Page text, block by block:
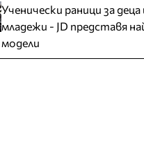
Ученически раници за деца
младежи - JD представя
модели